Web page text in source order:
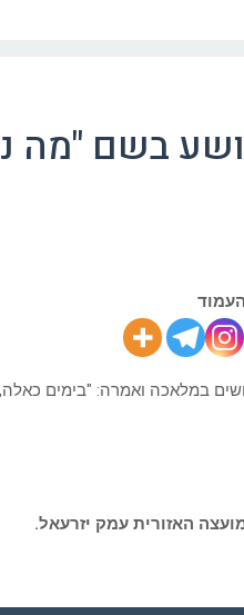
בשם "מה
במלאכה ואמרה: "בימים
האזורית עמק יזרעאל.